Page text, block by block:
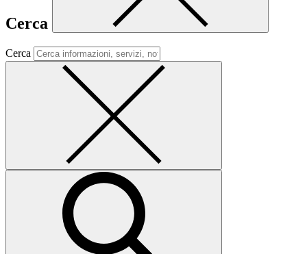
Cerca
Cerca